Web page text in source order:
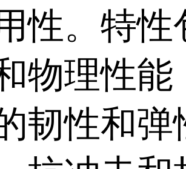
性。特性
物理性能
韧性和弹